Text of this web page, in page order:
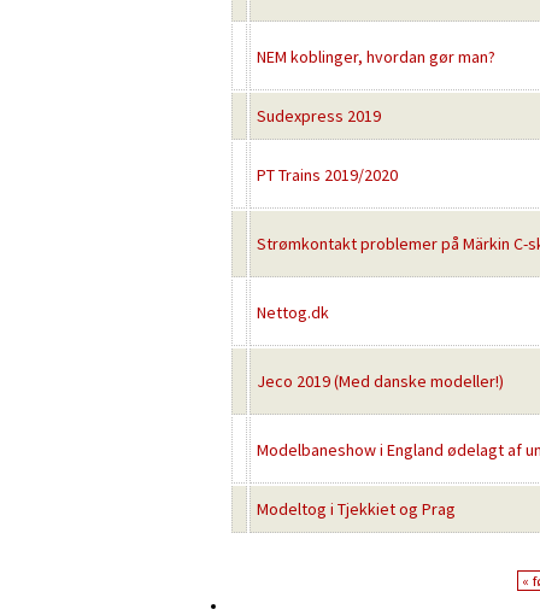
NEM koblinger, hvordan gør man?
Sudexpress 2019
PT Trains 2019/2020
Strømkontakt problemer på Märkin C-
Nettog.dk
Jeco 2019 (Med danske modeller!)
Modelbaneshow i England ødelagt af
Modeltog i Tjekkiet og Prag
«